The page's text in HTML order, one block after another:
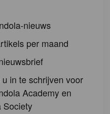
nieuws
per maand
in te schrijven voor
Academy en
Society